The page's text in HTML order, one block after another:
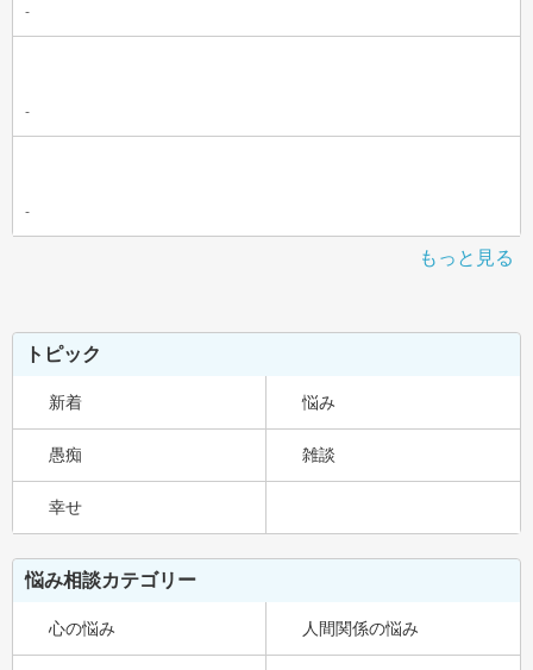
-
-
-
もっと見る
トピック
新着 悩み
愚痴 雑談
幸せ
悩み相談カテゴリー
心の悩み 人間関係の悩み